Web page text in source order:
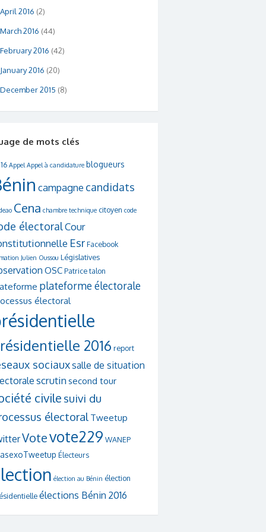
April 2016 (2)
March 2016 (44)
February 2016 (42)
January 2016 (20)
December 2015 (8)
de mots clés
Appel Appel à candidature blogueurs
campagne candidats
Cena chambre technique citoyen code
électoralCour
EsrFacebook
Julien Oussou Législatives
OSCPatrice talon
plateforme électorale
électoral
2016 report
sociauxsalle de situation
scrutinsecond tour
civile suivi du
électoral Tweetup
Votevote229 WANEP
Électeurs
élection au Bénin élection
élections Bénin 2016